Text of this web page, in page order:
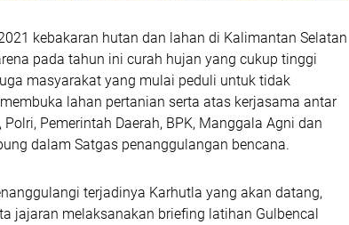
kebakaran hutan dan lahan di Kalimantan Selatan
pada tahun ini curah hujan yang cukup tinggi
masyarakat yang mulai peduli untuk tidak
lahan pertanian serta atas kerjasama antar
Pemerintah Daerah, BPK, Manggala Agni dan
dalam Satgas penanggulangan bencana.
terjadinya Karhutla yang akan datang,
jajaran melaksanakan briefing latihan Gulbencal